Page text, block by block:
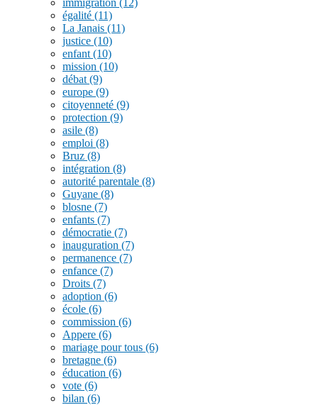
immigration (12)
égalité (11)
La Janais (11)
justice (10)
enfant (10)
mission (10)
débat (9)
europe (9)
citoyenneté (9)
protection (9)
asile (8)
emploi (8)
Bruz (8)
intégration (8)
autorité parentale (8)
Guyane (8)
blosne (7)
enfants (7)
démocratie (7)
inauguration (7)
permanence (7)
enfance (7)
Droits (7)
adoption (6)
école (6)
commission (6)
Appere (6)
mariage pour tous (6)
bretagne (6)
éducation (6)
vote (6)
bilan (6)